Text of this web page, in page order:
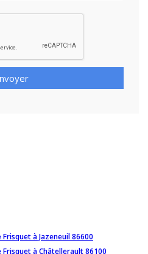
à Jazeneuil 86600
à Châtellerault 86100